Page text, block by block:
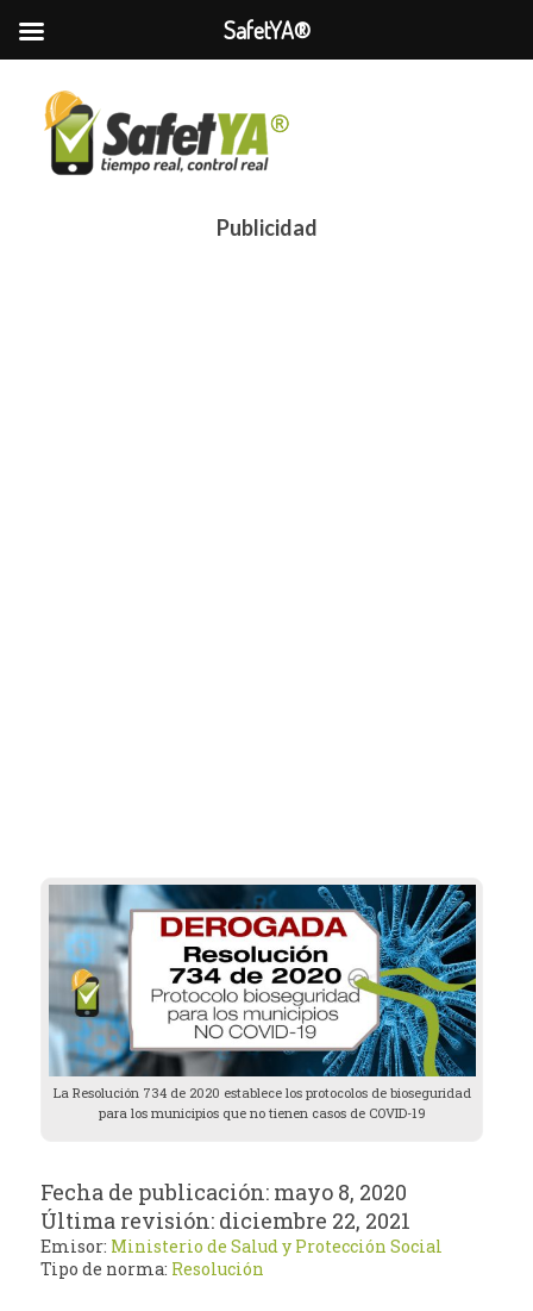
Publicidad
La Resolución 734 de 2020 establece los protocolos de bioseguridad
para los municipios que no tienen casos de COVID-19
Fecha de publicación: mayo 8, 2020
Última revisión: diciembre 22, 2021
Emisor: Ministerio de Salud y Protección Social
Tipo de norma: Resolución
SafetYA®